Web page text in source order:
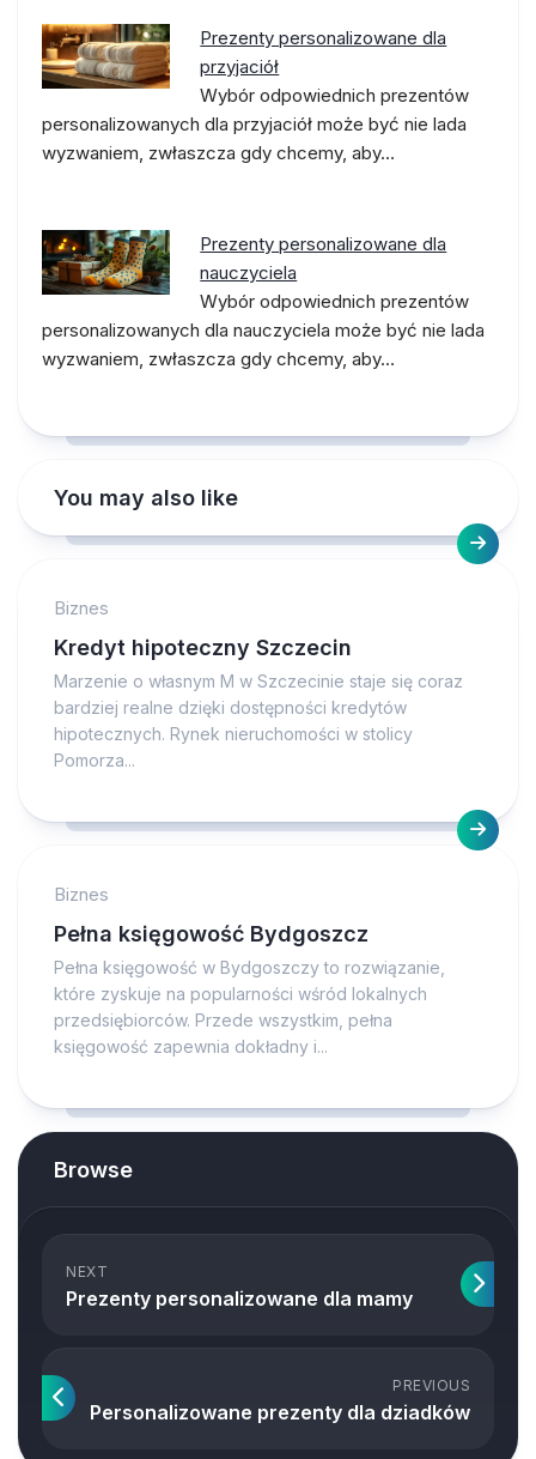
Prezenty personalizowane dla
przyjaciół
Wybór odpowiednich prezentów
personalizowanych dla przyjaciół może być nie lada
wyzwaniem, zwłaszcza gdy chcemy, aby…
Prezenty personalizowane dla
nauczyciela
Wybór odpowiednich prezentów
personalizowanych dla nauczyciela może być nie lada
wyzwaniem, zwłaszcza gdy chcemy, aby…
You may also like
Biznes
Kredyt hipoteczny Szczecin
Marzenie o własnym M w Szczecinie staje się coraz
bardziej realne dzięki dostępności kredytów
hipotecznych. Rynek nieruchomości w stolicy
Pomorza...
Biznes
Pełna księgowość Bydgoszcz
Pełna księgowość w Bydgoszczy to rozwiązanie,
które zyskuje na popularności wśród lokalnych
przedsiębiorców. Przede wszystkim, pełna
księgowość zapewnia dokładny i...
Browse
NEXT
Prezenty personalizowane dla mamy
PREVIOUS
Personalizowane prezenty dla dziadków